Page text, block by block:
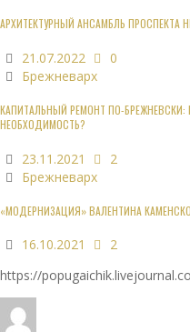
АРХИТЕКТУРНЫЙ АНСАМБЛЬ ПРОСПЕКТА
21.07.2022
0
Брежневарх
КАПИТАЛЬНЫЙ РЕМОНТ ПО-
НЕОБХОДИМОСТЬ?
23.11.2021
2
Брежневарх
«МОДЕРНИЗАЦИЯ» ВАЛЕНТИНА
16.10.2021
2
https://